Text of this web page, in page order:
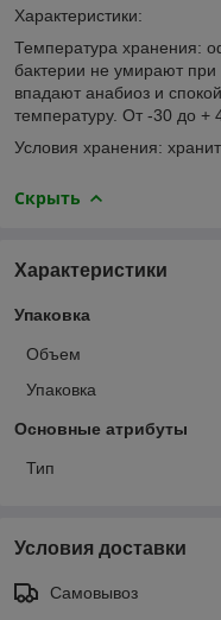
Характеристики:
Температура хранения:
бактерии не умирают
впадают анабиоз и
температуру. От -30 до +
Условия хранения:
Скрыть
Характеристики
Упаковка
Объем
Упаковка
Основные атрибуты
Тип
Условия доставки
Самовывоз